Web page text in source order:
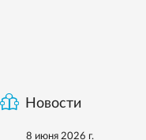
Новости
8 июня 2026 г.